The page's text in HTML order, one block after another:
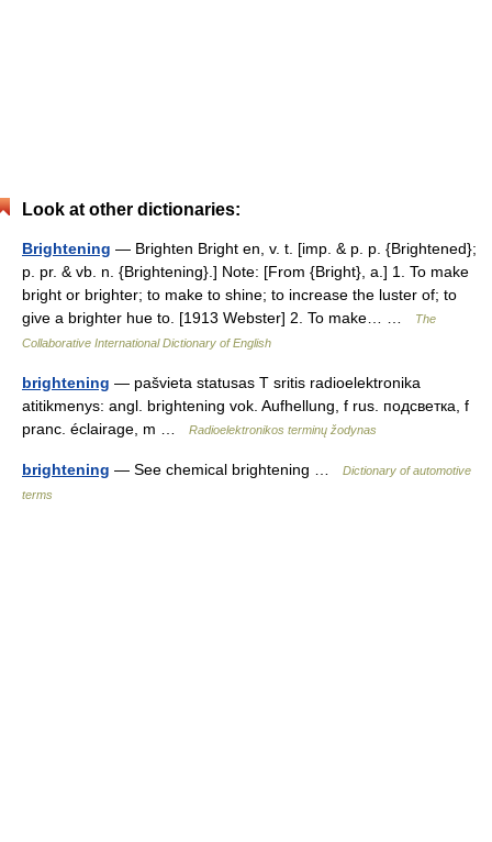
Look at other dictionaries:
Brightening — Brighten Bright en, v. t. [imp. & p. p. {Brightened};
p. pr. & vb. n. {Brightening}.] Note: [From {Bright}, a.] 1. To make
bright or brighter; to make to shine; to increase the luster of; to
give a brighter hue to. [1913 Webster] 2. To make… …
The
Collaborative International Dictionary of English
brightening — pašvieta statusas T sritis radioelektronika
atitikmenys: angl. brightening vok. Aufhellung, f rus. подсветка, f
pranc. éclairage, m …
Radioelektronikos terminų žodynas
brightening — See chemical brightening …
Dictionary of automotive
terms